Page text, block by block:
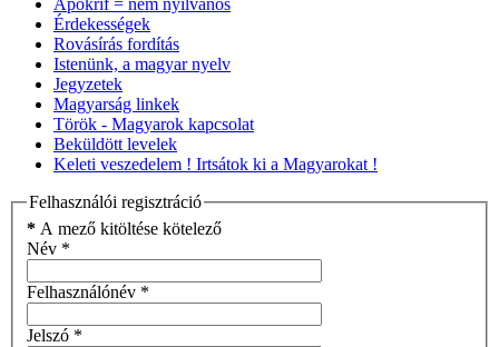
Apokrif = nem nyilvános
Érdekességek
Rovásírás fordítás
Istenünk, a magyar nyelv
Jegyzetek
Magyarság linkek
Török - Magyarok kapcsolat
Beküldött levelek
Keleti veszedelem ! Irtsátok ki a Magyarokat !
Felhasználói regisztráció
* A mező kitöltése kötelező
Név *
Felhasználónév *
Jelszó *